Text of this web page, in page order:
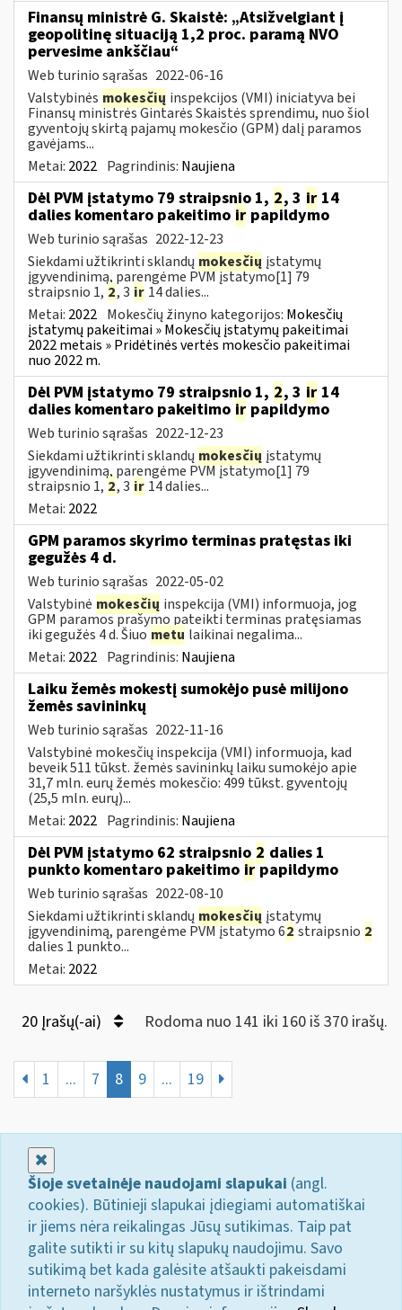
Finansų ministrė G. Skaistė: „Atsižvelgiant į
geopolitinę situaciją 1,2 proc. paramą NVO
pervesime ankščiau“
Web turinio sąrašas 2022-06-16
Valstybinės mokesčių inspekcijos (VMI) iniciatyva bei
Finansų ministrės Gintarės Skaistės sprendimu, nuo šiol
gyventojų skirtą pajamų mokesčio (GPM) dalį paramos
gavėjams...
Metai: 2022 Pagrindinis: Naujiena
Dėl PVM įstatymo 79 straipsnio 1, 2, 3 ir 14
dalies komentaro pakeitimo ir papildymo
Web turinio sąrašas 2022-12-23
Siekdami užtikrinti sklandų mokesčių įstatymų
įgyvendinimą, parengėme PVM įstatymo[1] 79
straipsnio 1, 2, 3 ir 14 dalies...
Metai: 2022 Mokesčių žinyno kategorijos: Mokesčių
įstatymų pakeitimai » Mokesčių įstatymų pakeitimai
2022 metais » Pridėtinės vertės mokesčio pakeitimai
nuo 2022 m.
Dėl PVM įstatymo 79 straipsnio 1, 2, 3 ir 14
dalies komentaro pakeitimo ir papildymo
Web turinio sąrašas 2022-12-23
Siekdami užtikrinti sklandų mokesčių įstatymų
įgyvendinimą, parengėme PVM įstatymo[1] 79
straipsnio 1, 2, 3 ir 14 dalies...
Metai: 2022
GPM paramos skyrimo terminas pratęstas iki
gegužės 4 d.
Web turinio sąrašas 2022-05-02
Valstybinė mokesčių inspekcija (VMI) informuoja, jog
GPM paramos prašymo pateikti terminas pratęsiamas
iki gegužės 4 d. Šiuo metu laikinai negalima...
Metai: 2022 Pagrindinis: Naujiena
Laiku žemės mokestį sumokėjo pusė milijono
žemės savininkų
Web turinio sąrašas 2022-11-16
Valstybinė mokesčių inspekcija (VMI) informuoja, kad
beveik 511 tūkst. žemės savininkų laiku sumokėjo apie
31,7 mln. eurų žemės mokesčio: 499 tūkst. gyventojų
(25,5 mln. eurų)...
Metai: 2022 Pagrindinis: Naujiena
Dėl PVM įstatymo 62 straipsnio 2 dalies 1
punkto komentaro pakeitimo irpapildymo
Web turinio sąrašas 2022-08-10
Siekdami užtikrinti sklandų mokesčių įstatymų
įgyvendinimą, parengėme PVM įstatymo 62 straipsnio 2
dalies 1 punkto...
Metai: 2022
20 Įrašų(-ai) Rodoma nuo 141 iki 160 iš 370 irašų.
1 ... 7 8 9 ... 19
Šioje svetainėje naudojami slapukai (angl.
cookies). Būtinieji slapukai įdiegiami automatiškai
ir jiems nėra reikalingas Jūsų sutikimas. Taip pat
galite sutikti ir su kitų slapukų naudojimu. Savo
sutikimą bet kada galėsite atšaukti pakeisdami
interneto naršyklės nustatymus ir ištrindami